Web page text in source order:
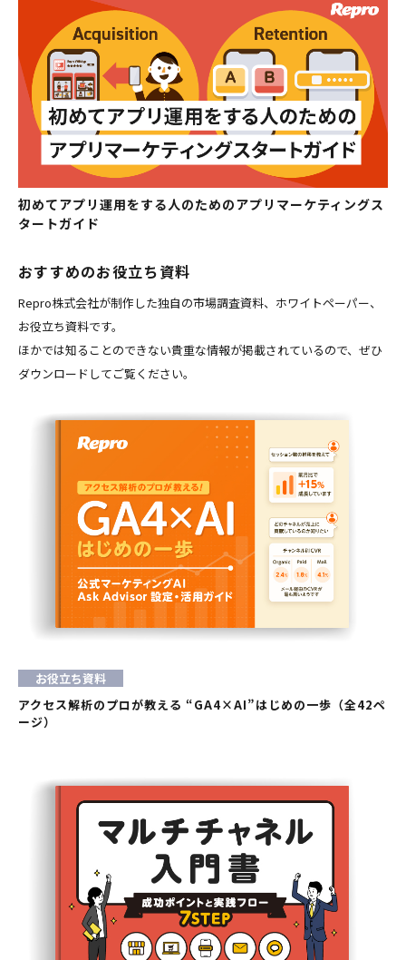
初めてアプリ運用をする人のためのアプリマーケティングス
タートガイド
おすすめのお役立ち資料
Repro株式会社が制作した独自の市場調査資料、ホワイトペーパー、
お役立ち資料です。
ほかでは知ることのできない貴重な情報が掲載されているので、ぜひ
ダウンロードしてご覧ください。
お役立ち資料
アクセス解析のプロが教える “GA4×AI”はじめの一歩（全42ペ
ージ）